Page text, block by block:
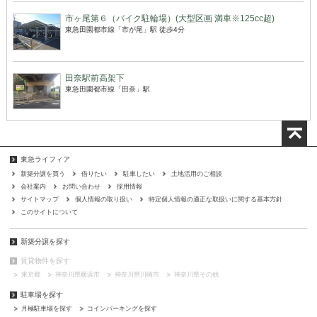
市ヶ尾第６（バイク駐輪場）(大型区画 満車※125cc超)
東急田園都市線「市が尾」駅 徒歩4分
田奈駅前高架下
東急田園都市線「田奈」駅
東急ライフィア
新築分譲を買う 借りたい 駐車したい
土地活用のご相談
会社案内
お問い合わせ
採用情報
サイトマップ
個人情報の取り扱い
特定個人情報の適正な取扱いに関する基本方針
このサイトについて
新築分譲を探す
賃貸物件を探す
東京都 神奈川県横浜市 神奈川県川崎市 神奈川県その他
駐車場を探す
月極駐車場を探す コインパーキングを探す